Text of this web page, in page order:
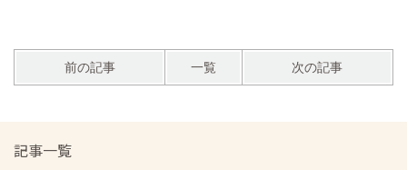
前の記事 一覧 次の記事
記事一覧